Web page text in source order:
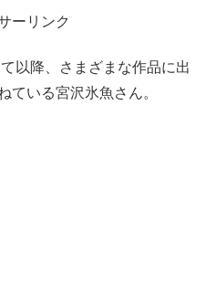
ーリンク
以降、さまざまな作品に出
ている宮沢氷魚さん。